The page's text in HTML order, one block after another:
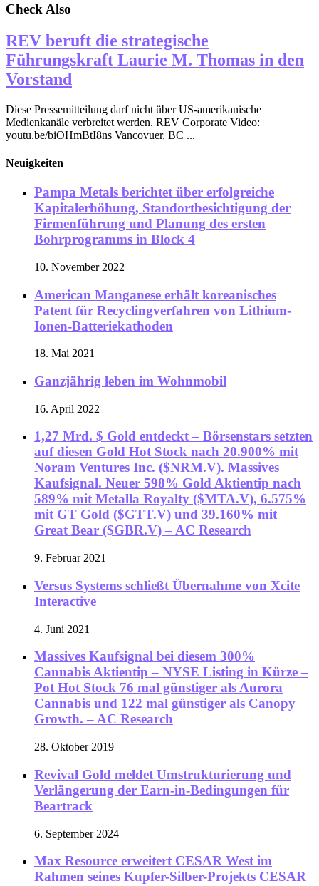
Check Also
REV beruft die strategische
Führungskraft Laurie M. Thomas in den
Vorstand
Diese Pressemitteilung darf nicht über US-amerikanische
Medienkanäle verbreitet werden. REV Corporate Video:
youtu.be/biOHmBtI8ns Vancovuer, BC ...
Neuigkeiten
Pampa Metals berichtet über erfolgreiche
Kapitalerhöhung, Standortbesichtigung der
Firmenführung und Planung des ersten
Bohrprogramms in Block 4
10. November 2022
American Manganese erhält koreanisches
Patent für Recyclingverfahren von Lithium-
Ionen-Batteriekathoden
18. Mai 2021
Ganzjährig leben im Wohnmobil
16. April 2022
1,27 Mrd. $ Gold entdeckt – Börsenstars setzten
auf diesen Gold Hot Stock nach 20.900% mit
Noram Ventures Inc. ($NRM.V). Massives
Kaufsignal. Neuer 598% Gold Aktientip nach
589% mit Metalla Royalty ($MTA.V), 6.575%
mit GT Gold ($GTT.V) und 39.160% mit
Great Bear ($GBR.V) – AC Research
9. Februar 2021
Versus Systems schließt Übernahme von Xcite
Interactive
4. Juni 2021
Massives Kaufsignal bei diesem 300%
Cannabis Aktientip – NYSE Listing in Kürze –
Pot Hot Stock 76 mal günstiger als Aurora
Cannabis und 122 mal günstiger als Canopy
Growth. – AC Research
28. Oktober 2019
Revival Gold meldet Umstrukturierung und
Verlängerung der Earn-in-Bedingungen für
Beartrack
6. September 2024
Max Resource erweitert CESAR West im
Rahmen seines Kupfer-Silber-Projekts CESAR